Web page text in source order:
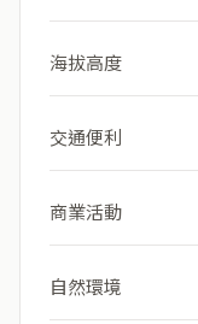
海拔高度
交通便利
商業活動
自然環境